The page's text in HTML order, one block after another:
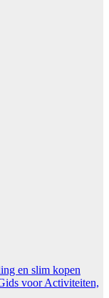
en slim kopen
voor Activiteiten,